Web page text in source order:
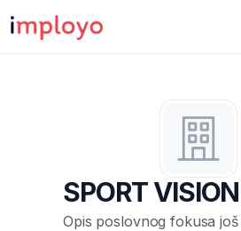
SPORT
Opis poslovnog fokusa